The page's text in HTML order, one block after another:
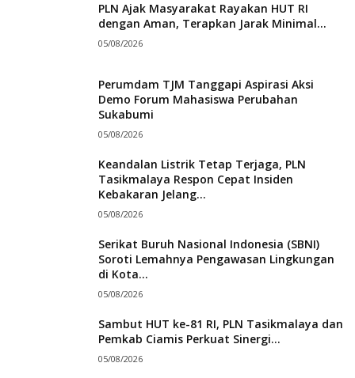
PLN Ajak Masyarakat Rayakan HUT RI
dengan Aman, Terapkan Jarak Minimal...
05/08/2026
Perumdam TJM Tanggapi Aspirasi Aksi
Demo Forum Mahasiswa Perubahan
Sukabumi
05/08/2026
Keandalan Listrik Tetap Terjaga, PLN
Tasikmalaya Respon Cepat Insiden
Kebakaran Jelang...
05/08/2026
Serikat Buruh Nasional Indonesia (SBNI)
Soroti Lemahnya Pengawasan Lingkungan
di Kota...
05/08/2026
Sambut HUT ke-81 RI, PLN Tasikmalaya dan
Pemkab Ciamis Perkuat Sinergi...
05/08/2026